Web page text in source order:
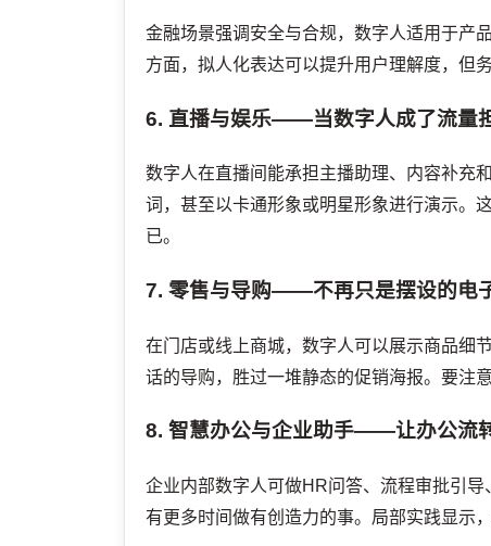
金融场景强调安全与合规，数字人适用于产
方面，拟人化表达可以提升用户理解度，但
6. 直播与娱乐——当数字人成了流量
数字人在直播间能承担主播助理、内容补充
词，甚至以卡通形象或明星形象进行演示。
已。
7. 零售与导购——不再只是摆设的电
在门店或线上商城，数字人可以展示商品细
话的导购，胜过一堆静态的促销海报。要注
8. 智慧办公与企业助手——让办公流
企业内部数字人可做HR问答、流程审批引
有更多时间做有创造力的事。局部实践显示